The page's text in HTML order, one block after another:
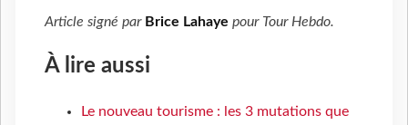
Article signé par Brice Lahaye pour Tour Hebdo.
À lire aussi
Le nouveau tourisme : les 3 mutations que